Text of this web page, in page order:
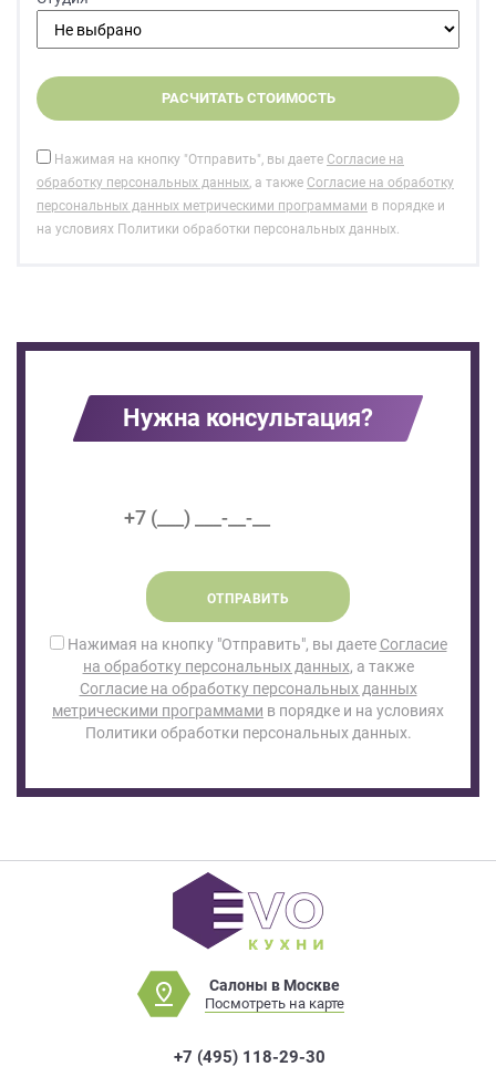
Нажимая на кнопку "Отправить", вы даете Согласие на
обработку персональных данных, а также Согласие на обработку
персональных данных метрическими программами в порядке и
на условиях Политики обработки персональных данных.
Нужна консультация?
ОТПРАВИТЬ
Нажимая на кнопку "Отправить", вы даете Согласие
на обработку персональных данных, а также
Согласие на обработку персональных данных
метрическими программами в порядке и на условиях
Политики обработки персональных данных.
Салоны в Москве
Посмотреть на карте
+7 (495) 118-29-30